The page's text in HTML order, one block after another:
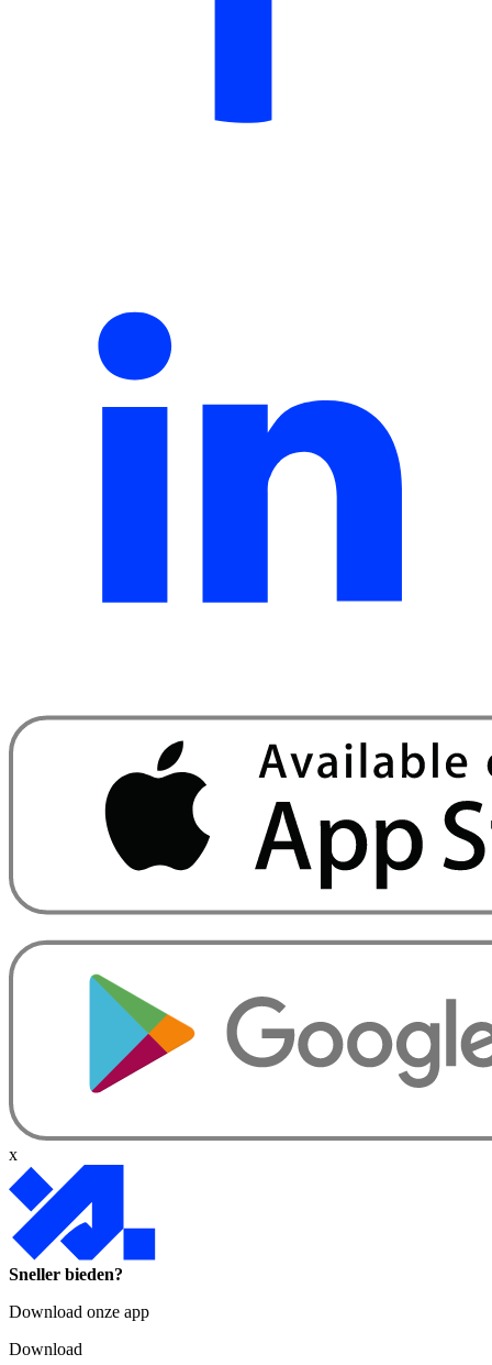
x
Sneller bieden?
Download onze app
Download